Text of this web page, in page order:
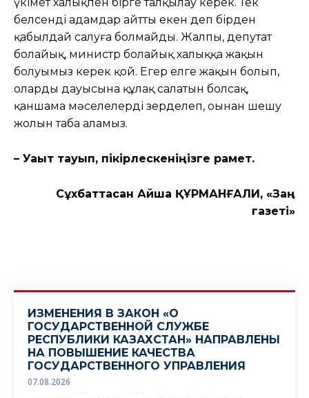
белсенді адамдар айтты екен деп бірден
қабылдай салуға болмайды. Жалпы, депутат
болайық, министр болайық халыққа жақын
болуымыз керек қой. Егер елге жақын болып,
олардың дауысына құлақ салатын болсақ,
қаншама мəселелерді зерделеп, оңынан шешу
жолын таба аламыз.
– Уақыт тауып, пікірлескеніңізге рақмет.
Сұхбаттасқан Айша ҚҰРМАНҒАЛИ, «Заң
газеті»
ИЗМЕНЕНИЯ В ЗАКОН «О
ГОСУДАРСТВЕННОЙ СЛУЖБЕ
РЕСПУБЛИКИ КАЗАХСТАН» НАПРАВЛЕНЫ
НА ПОВЫШЕНИЕ КАЧЕСТВА
ГОСУДАРСТВЕННОГО УПРАВЛЕНИЯ
07.08.2026